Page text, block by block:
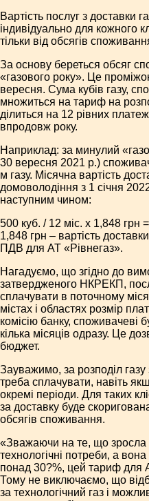
Вартість послуг з доставки
індивідуально для кожного
тільки від обсягів
За основу береться обсяг
«газового року». Це
вересня. Сума кубів газу,
множиться на тариф на
ділиться на 12 рівних
впродовж року.
Наприклад: за минулий
30 вересня 2021 р.)
м газу. Місячна вартість
домоволодіння з 1 січня
наступним чином:
500 куб. / 12 міс. х 1,848 грн
1,848 грн – вартість
ПДВ для АТ «Рівнегаз».
Нагадуємо, що згідно до
затвердженого НКРЕКП,
сплачувати в поточному
містах і областях розмір
комісію банку, споживачеві
кілька місяців одразу. Це
бюджет.
Зауважимо, за розподіл газу
треба сплачувати, навіть
окремі періоди. Для таких
за доставку буде
обсягів споживання.
«Зважаючи на те, що зросла
технологічні потреби, а
понад 30?%, цей тариф для
Тому не виключаємо, що
за технологічний газ і